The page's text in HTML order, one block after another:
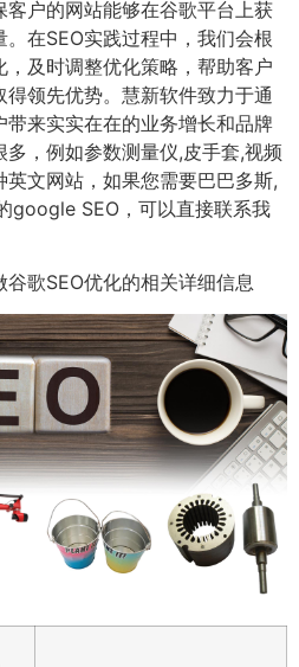
户的网站能够在谷歌平台上获
在SEO实践过程中，我们会根
及时调整优化策略，帮助客户
领先优势。慧新软件致力于通
来实实在在的业务增长和品牌
，例如参数测量仪,皮手套,视频
文网站，如果您需要巴巴多斯,
google SEO，可以直接联系我
歌SEO优化的相关详细信息